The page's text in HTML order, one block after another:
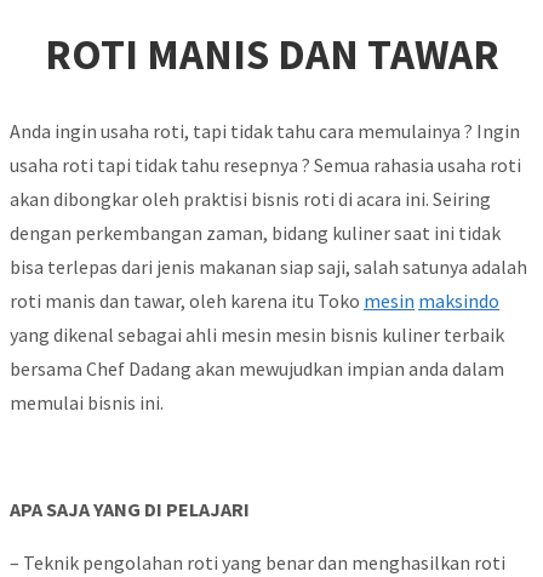
ROTI MANIS DAN TAWAR
Anda ingin usaha roti, tapi tidak tahu cara memulainya ? Ingin
usaha roti tapi tidak tahu resepnya ? Semua rahasia usaha roti
akan dibongkar oleh praktisi bisnis roti di acara ini. Seiring
dengan perkembangan zaman, bidang kuliner saat ini tidak
bisa terlepas dari jenis makanan siap saji, salah satunya adalah
roti manis dan tawar, oleh karena itu Toko mesin maksindo
yang dikenal sebagai ahli mesin mesin bisnis kuliner terbaik
bersama Chef Dadang akan mewujudkan impian anda dalam
memulai bisnis ini.
APA SAJA YANG DI PELAJARI
– Teknik pengolahan roti yang benar dan menghasilkan roti